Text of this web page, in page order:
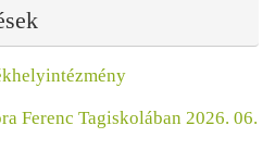
Ferenc Tagiskolában 2026. 06.